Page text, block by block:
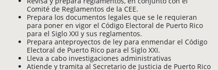
Comité de Reglamentos de la CEE.
Prepara los documentos legales que se le requieran
para poner en vigor el Código Electoral de Puerto Rico
para el Siglo XXI y sus reglamentos.
Prepara anteproyectos de ley para enmendar el Código
Electoral de Puerto Rico para el Siglo XXI.
Lleva a cabo investigaciones administrativas
Atiende y tramita al Secretario de Justicia de Puerto Rico